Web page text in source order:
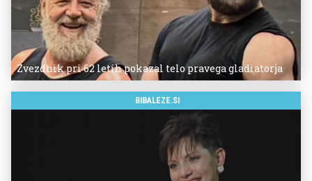
Zvezdnik pri 62 letih pokazal telo pravega gladiatorja
BIBALEZE.SI